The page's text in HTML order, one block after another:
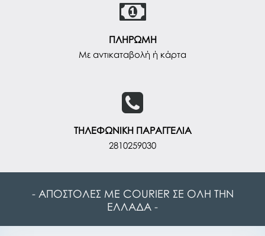
ΠΛΗΡΩΜΗ
Με αντικαταβολή ή κάρτα
ΤΗΛΕΦΩΝΙΚΗ ΠΑΡΑΓΓΕΛΙΑ
2810259030
- ΑΠΟΣΤΟΛΕΣ ΜΕ COURIER ΣΕ ΟΛΗ ΤΗΝ
ΕΛΛΑΔΑ -